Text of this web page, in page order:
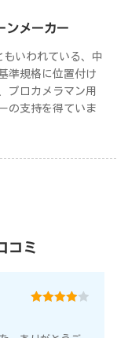
ンメーカー
いわれている、中
準規格に位置付け
プロカメラマン用
の支持を得ていま
コミ